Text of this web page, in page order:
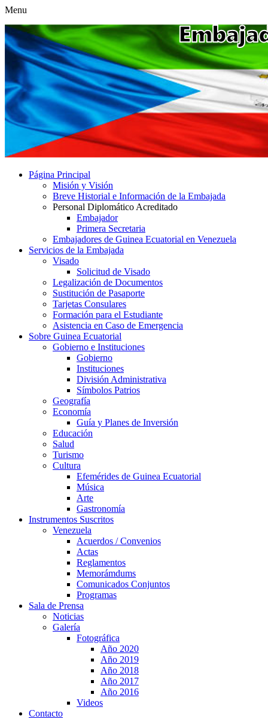
Menu
Página Principal
Misión y Visión
Breve Historial e Información de la Embajada
Personal Diplomático Acreditado
Embajador
Primera Secretaria
Embajadores de Guinea Ecuatorial en Venezuela
Servicios de la Embajada
Visado
Solicitud de Visado
Legalización de Documentos
Sustitución de Pasaporte
Tarjetas Consulares
Formación para el Estudiante
Asistencia en Caso de Emergencia
Sobre Guinea Ecuatorial
Gobierno e Instituciones
Gobierno
Instituciones
División Administrativa
Símbolos Patrios
Geografía
Economía
Guía y Planes de Inversión
Educación
Salud
Turismo
Cultura
Efemérides de Guinea Ecuatorial
Música
Arte
Gastronomía
Instrumentos Suscritos
Venezuela
Acuerdos / Convenios
Actas
Reglamentos
Memorámdums
Comunicados Conjuntos
Programas
Sala de Prensa
Noticias
Galería
Fotográfica
Año 2020
Año 2019
Año 2018
Año 2017
Año 2016
Videos
Contacto